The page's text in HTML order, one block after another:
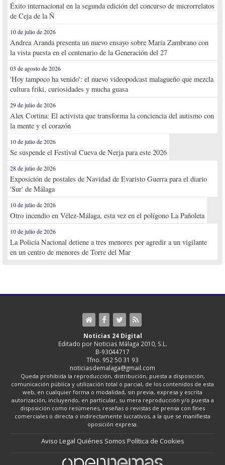
Éxito internacional en la segunda edición del concurso de microrrelatos
de Ceja de la Ñ
10 de julio de 2026
Andrea Aranda presenta un nuevo ensayo sobre María Zambrano con
la vista puesta en el centenario de la Generación del 27
03 de agosto de 2026
'Hoy tampoco ha venido': el nuevo videopodcast malagueño que mezcla
cultura friki, curiosidades y mucha guasa
29 de julio de 2026
Alex Cortina: El activista que transforma la conciencia del autismo con
la mente y el corazón
10 de julio de 2026
Se suspende el Festival Cueva de Nerja para este 2026
28 de julio de 2026
Exposición de postales de Navidad de Evaristo Guerra para el diario
'Sur' de Málaga
10 de julio de 2026
Otro incendio en Vélez-Málaga, esta vez en el polígono La Pañoleta
10 de julio de 2026
La Policía Nacional detiene a tres menores por agredir a un vigilante
en un centro de menores de Torre del Mar
Noticias 24 Digital
Editado por Noticias Málaga 2010, S.L.
B-93044717
Tfno. 952 50 31 93
noticiasdemalaga@gmail.com
Queda prohibida la reproducción, distribución, puesta a disposición,
comunicación pública y utilización total o parcial, de los contenidos de esta
web, en cualquier forma o modalidad, sin previa, expresa y escrita
autorización, incluyendo, en particular, su mera reproducción y/o puesta a
disposición como resúmenes, reseñas o revistas de prensa con fines
comerciales o directa o indirectamente lucrativos, a la que se manifiesta
oposición expresa.
Aviso Legal Quiénes Somos Política de Cookies